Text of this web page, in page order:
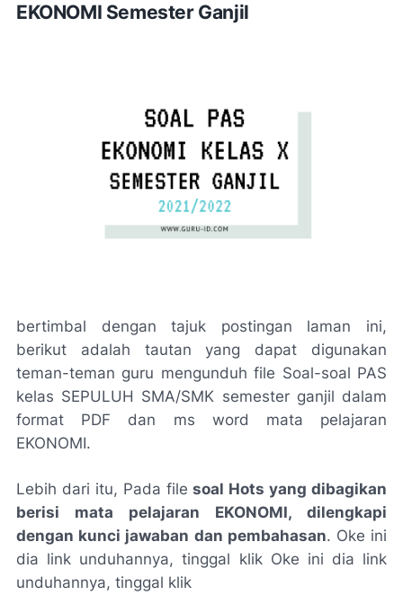
EKONOMI Semester Ganjil
bertimbal dengan tajuk postingan laman ini,
berikut adalah tautan yang dapat digunakan
teman-teman guru mengunduh file Soal-soal PAS
kelas SEPULUH SMA/SMK semester ganjil dalam
format PDF dan ms word mata pelajaran
EKONOMI.
Lebih dari itu, Pada filesoal Hots yang dibagikan
berisi mata pelajaran EKONOMI, dilengkapi
dengan kunci jawaban dan pembahasan. Oke ini
dia link unduhannya, tinggal klik Oke ini dia link
unduhannya, tinggal klik